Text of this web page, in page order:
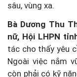
sâu, vùng xa.
Bà Dương Thu
nữ, Hội LHPN
tác cho thấy yêu
Ngoài việc nắm
còn phải có kỹ